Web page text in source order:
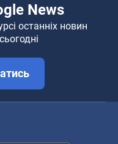
News
останніх новин